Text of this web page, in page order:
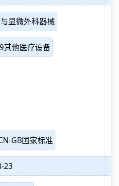
显微外科器械
其他医疗设备
GB国家标准
23